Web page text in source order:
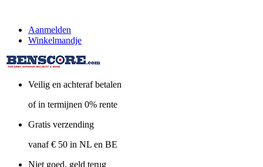
Aanmelden
Winkelmandje
Veilig en achteraf betalen
of in termijnen 0% rente
Gratis verzending
vanaf € 50 in NL en BE
Niet goed, geld terug